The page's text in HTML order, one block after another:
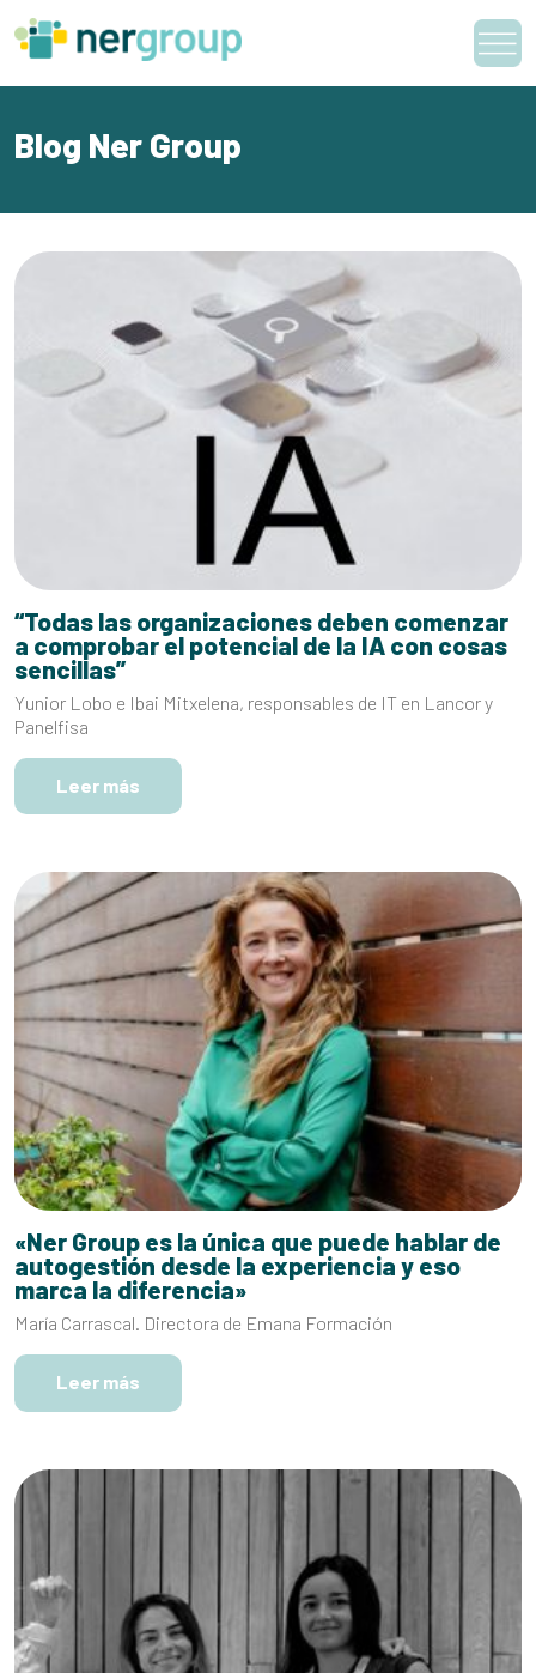
Skip
to
Blog Ner Group
“Todas las organizaciones deben comenzar
a comprobar el potencial de la IA con cosas
sencillas”
Yunior Lobo e Ibai Mitxelena, responsables de IT en Lancor y
Panelfisa
Leer más
«Ner Group es la única que puede hablar de
autogestión desde la experiencia y eso
marca la diferencia»
María Carrascal. Directora de Emana Formación
Leer más